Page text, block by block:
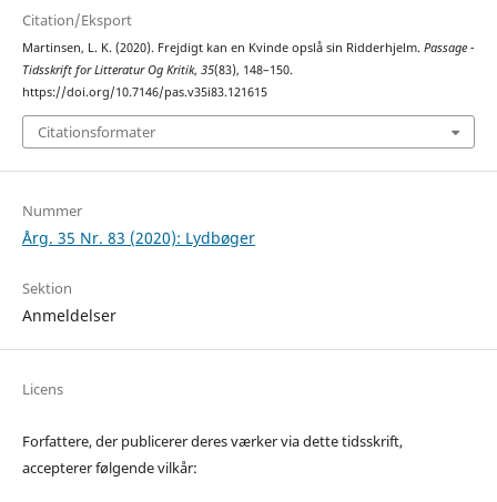
Citation/Eksport
Martinsen, L. K. (2020). Frejdigt kan en Kvinde opslå sin Ridderhjelm. Passage -
Tidsskrift for Litteratur Og Kritik, 35(83), 148–150.
https://doi.org/10.7146/pas.v35i83.121615
Citationsformater
Nummer
Årg. 35 Nr. 83 (2020): Lydbøger
Sektion
Anmeldelser
Licens
Forfattere, der publicerer deres værker via dette tidsskrift,
accepterer følgende vilkår: